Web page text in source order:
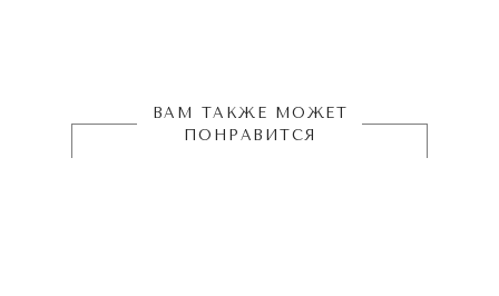
ВАМ ТАКЖЕ МОЖЕТ
ПОНРАВИТСЯ